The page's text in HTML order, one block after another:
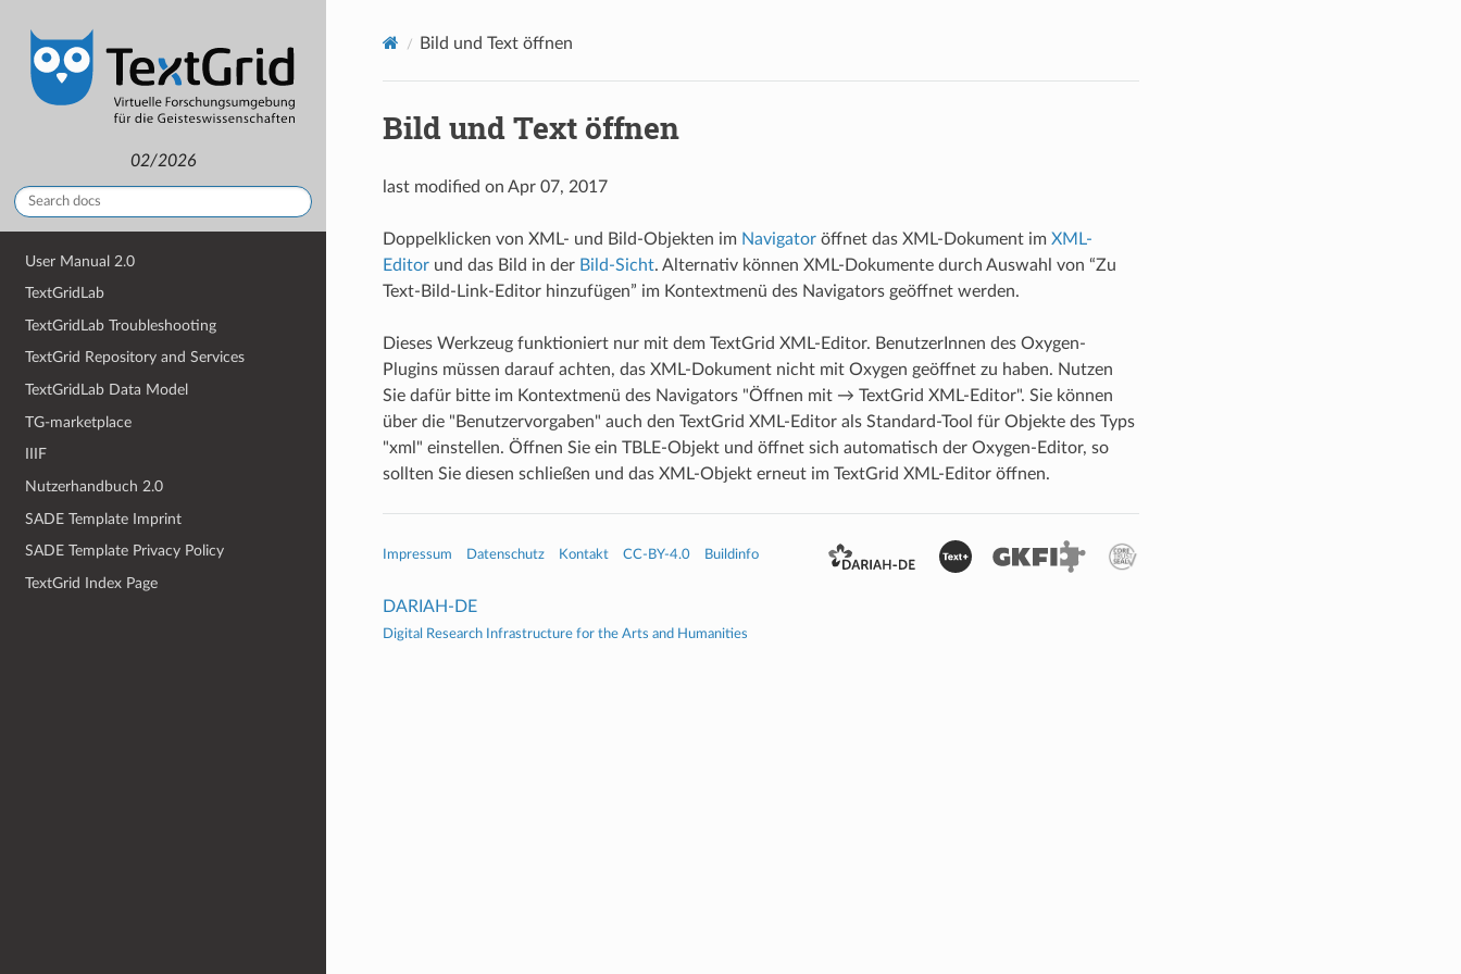
02/2026
User Manual 2.0
TextGridLab
TextGridLab Troubleshooting
TextGrid Repository and Services
TextGridLab Data Model
TG-marketplace
IIIF
Nutzerhandbuch 2.0
SADE Template Imprint
SADE Template Privacy Policy
TextGrid Index Page
Bild und Text öffnen
Bild und Text öffnen
last modified on Apr 07, 2017
Doppelklicken von XML- und Bild-Objekten im Navigatoröffnet das XML-Dokument im XML-
Editorund das Bild in der Bild-Sicht. Alternativ können XML-Dokumente durch Auswahl von “Zu
Text-Bild-Link-Editor hinzufügen” im Kontextmenü des Navigators geöffnet werden.
Dieses Werkzeug funktioniert nur mit dem TextGrid XML-Editor. BenutzerInnen des Oxygen-
Plugins müssen darauf achten, das XML-Dokument nicht mit Oxygen geöffnet zu haben. Nutzen
Sie dafür bitte im Kontextmenü des Navigators "Öffnen mit → TextGrid XML-Editor". Sie können
über die "Benutzervorgaben" auch den TextGrid XML-Editor als Standard-Tool für Objekte des Typs
"xml" einstellen. Öffnen Sie ein TBLE-Objekt und öffnet sich automatisch der Oxygen-Editor, so
sollten Sie diesen schließen und das XML-Objekt erneut im TextGrid XML-Editor öffnen.
Impressum Datenschutz Kontakt CC-BY-4.0 Buildinfo
DARIAH-DE
Digital Research Infrastructure for the Arts and Humanities